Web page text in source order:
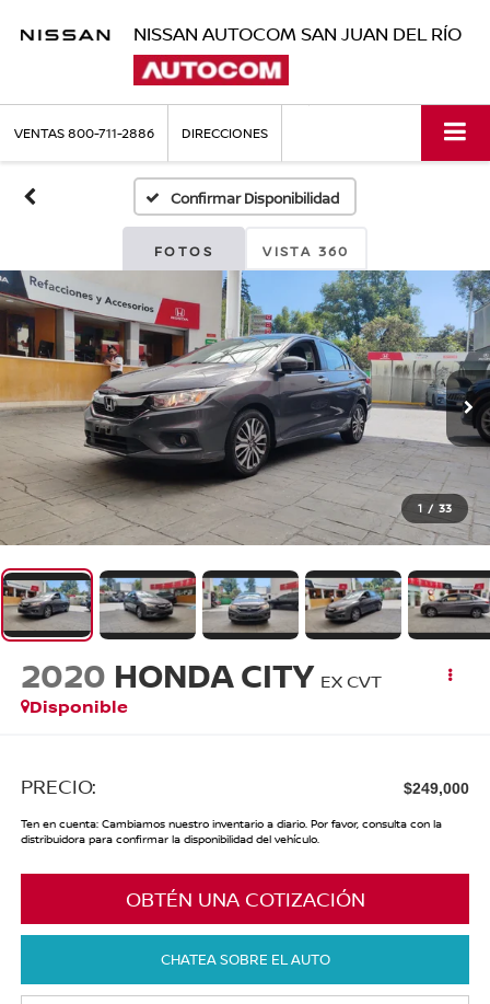
NISSAN AUTOCOM SAN JUAN DEL RÍO
VENTAS800-711-2886 DIRECCIONES
Confirmar Disponibilidad
FOTOS VISTA 360
1 / 33
2020 HONDA CITY EX CVT
Disponible
PRECIO: $249,000
Ten en cuenta: Cambiamos nuestro inventario a diario. Por favor, consulta con la
distribuidora para confirmar la disponibilidad del vehículo.
OBTÉN UNA COTIZACIÓN
CHATEA SOBRE EL AUTO